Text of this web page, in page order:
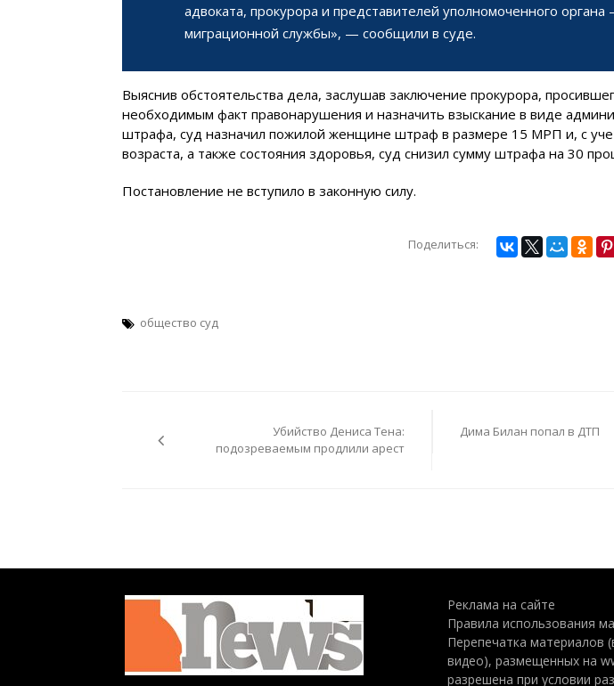
адвоката, прокурора и представителей уполномоченного
миграционной службы», — сообщили в суде.
Выяснив обстоятельства дела, заслушав заключение прокурора,
необходимым факт правонарушения и назначить взыскание в виде
штрафа, суд назначил пожилой женщине штраф в размере 15 МРП и, с
возраста, а также состояния здоровья, суд снизил сумму штрафа на 30
Постановление не вступило в законную силу.
Поделиться:
общество суд
записям
Убийство Дениса Тена:
подозреваемым продлили арест
Дима Билан попал в ДТП
Реклама на сайте
Правила использования
Перепечатка материалов
видео), размещенных на
разрешена при условии